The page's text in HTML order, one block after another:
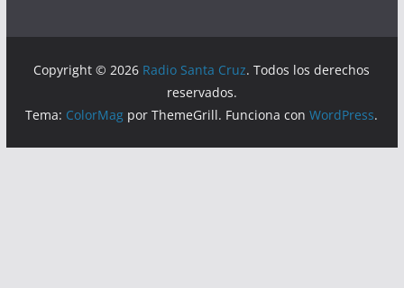
Copyright © 2026 Radio Santa Cruz. Todos los derechos
reservados.
Tema: ColorMag por ThemeGrill. Funciona conWordPress.